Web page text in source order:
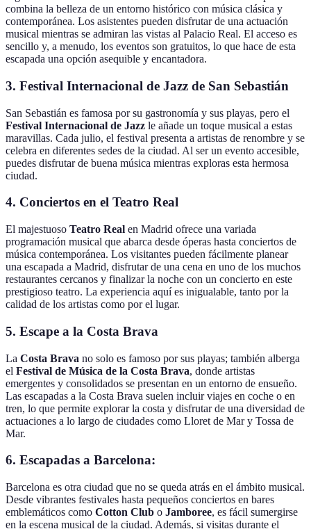
combina la belleza de un entorno histórico con música clásica y
contemporánea. Los asistentes pueden disfrutar de una actuación
musical mientras se admiran las vistas al Palacio Real. El acceso es
sencillo y, a menudo, los eventos son gratuitos, lo que hace de esta
escapada una opción asequible y encantadora.
3. Festival Internacional de Jazz de San Sebastián
San Sebastián es famosa por su gastronomía y sus playas, pero el
Festival Internacional de Jazz le añade un toque musical a estas
maravillas. Cada julio, el festival presenta a artistas de renombre y se
celebra en diferentes sedes de la ciudad. Al ser un evento accesible,
puedes disfrutar de buena música mientras exploras esta hermosa
ciudad.
4. Conciertos en el Teatro Real
El majestuoso Teatro Real en Madrid ofrece una variada
programación musical que abarca desde óperas hasta conciertos de
música contemporánea. Los visitantes pueden fácilmente planear
una escapada a Madrid, disfrutar de una cena en uno de los muchos
restaurantes cercanos y finalizar la noche con un concierto en este
prestigioso teatro. La experiencia aquí es inigualable, tanto por la
calidad de los artistas como por el lugar.
5. Escape a la Costa Brava
La Costa Brava no solo es famoso por sus playas; también alberga
el Festival de Música de la Costa Brava, donde artistas
emergentes y consolidados se presentan en un entorno de ensueño.
Las escapadas a la Costa Brava suelen incluir viajes en coche o en
tren, lo que permite explorar la costa y disfrutar de una diversidad de
actuaciones a lo largo de ciudades como Lloret de Mar y Tossa de
Mar.
6. Escapadas a Barcelona:
Barcelona es otra ciudad que no se queda atrás en el ámbito musical.
Desde vibrantes festivales hasta pequeños conciertos en bares
emblemáticos como Cotton Club o Jamboree, es fácil sumergirse
en la escena musical de la ciudad. Además, si visitas durante el